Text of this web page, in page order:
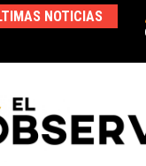
NOTICIAS